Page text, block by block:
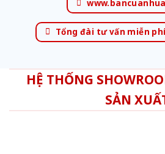
Tổng đài tư vấn miễn
HỆ THỐNG
SẢN